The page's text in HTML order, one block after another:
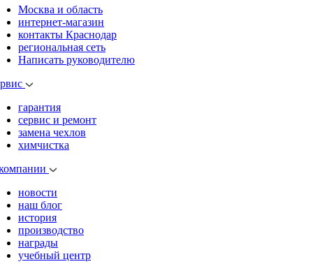
Москва и область
интернет-магазин
контакты Краснодар
региональная сеть
Написать руководителю
гарантия
сервис и ремонт
замена чехлов
химчистка
новости
наш блог
история
производство
награды
учебный центр